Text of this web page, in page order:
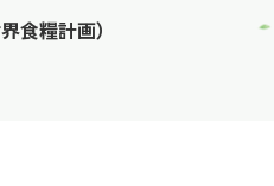
食糧計画）